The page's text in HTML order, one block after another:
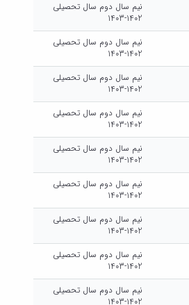
نیم سال دوم سال تحصیلی
1402-1403
نیم سال دوم سال تحصیلی
1402-1403
نیم سال دوم سال تحصیلی
1402-1403
نیم سال دوم سال تحصیلی
1402-1403
نیم سال دوم سال تحصیلی
1402-1403
نیم سال دوم سال تحصیلی
1402-1403
نیم سال دوم سال تحصیلی
1402-1403
نیم سال دوم سال تحصیلی
1402-1403
نیم سال دوم سال تحصیلی
1402-1403